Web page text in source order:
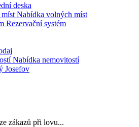
deska
Nabídka volných míst
Rezervační systém
Nabídka nemovitostí
Josefov
zákazů při lovu...